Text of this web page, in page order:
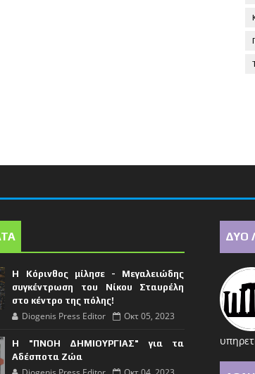
Η Κόρινθος μίλησε - Μεγαλειώδης
συγκέντρωση του Νίκου Σταυρέλη
στο κέντρο της πόλης!
Diogenis Press Editor Οκτ 05, 2023
Η "ΠΝΟΗ ΔΗΜΙΟΥΡΓΙΑΣ" για τα
Αδέσποτα Ζώα
ΔΥΟ